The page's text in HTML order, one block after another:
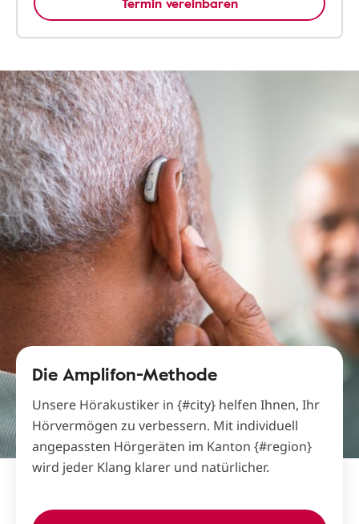
Die Amplifon-Methode
Unsere Hörakustiker in {#city} helfen Ihnen, Ihr
Hörvermögen zu verbessern. Mit individuell
angepassten Hörgeräten im Kanton {#region}
wird jeder Klang klarer und natürlicher.